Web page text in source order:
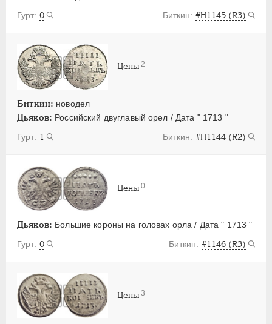
0
#Н1145 (R3)
Биткин: новодел
Дьяков: Российский двуглавый орел / Дата " 1713 "
1
#Н1144 (R2)
Цены 2
Дьяков: Большие короны на головах орла / Дата " 1713 "
0
#1146 (R3)
Цены 0
Цены 3